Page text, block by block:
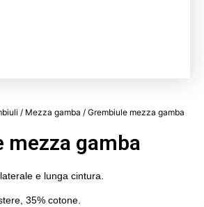
/ Mezza gamba / Grembiule mezza gamba
mezza gamba
e lunga cintura.
35% cotone.